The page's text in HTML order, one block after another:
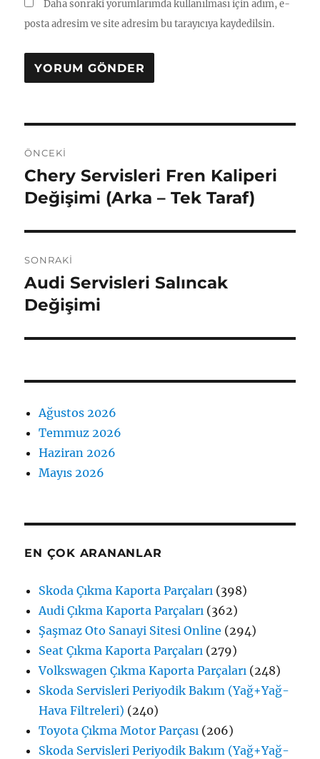
Daha sonraki yorumlarımda kullanılması için adım, e-
posta adresim ve site adresim bu tarayıcıya kaydedilsin.
gezinmesi
ÖNCEKI
Önceki
yazı:
Chery Servisleri Fren Kaliperi
Değişimi (Arka – Tek Taraf)
SONRAKI
Sonraki
yazı:
Audi Servisleri Salıncak
Değişimi
Ağustos 2026
Temmuz 2026
Haziran 2026
Mayıs 2026
EN ÇOK ARANANLAR
Skoda Çıkma Kaporta Parçaları (398)
Audi Çıkma Kaporta Parçaları (362)
Şaşmaz Oto Sanayi Sitesi Online (294)
Seat Çıkma Kaporta Parçaları (279)
Volkswagen Çıkma Kaporta Parçaları (248)
Skoda Servisleri Periyodik Bakım (Yağ+Yağ-
Hava Filtreleri) (240)
Toyota Çıkma Motor Parçası (206)
Skoda Servisleri Periyodik Bakım (Yağ+Yağ-